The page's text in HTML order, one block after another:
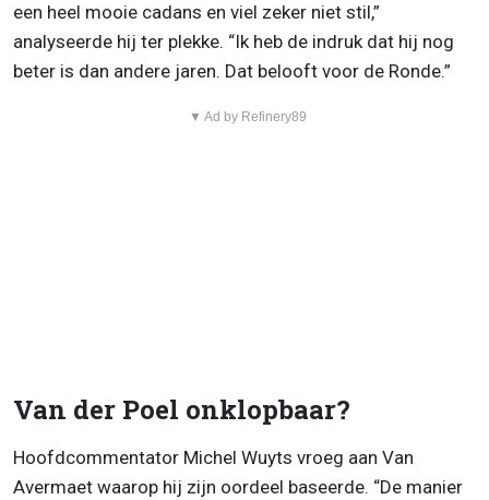
een heel mooie cadans en viel zeker niet stil,”
analyseerde hij ter plekke. “Ik heb de indruk dat hij nog
beter is dan andere jaren. Dat belooft voor de Ronde.”
▼ Ad by Refinery89
Van der Poel onklopbaar?
Hoofdcommentator Michel Wuyts vroeg aan Van
Avermaet waarop hij zijn oordeel baseerde. “De manier